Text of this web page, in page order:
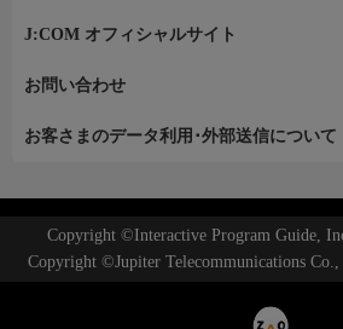
J:COM オフィシャルサイト
お問い合わせ
お客さまのデータ利用･外部送信について
Copyright ©Interactive Program Guide,
Copyright ©Jupiter Telecommunications